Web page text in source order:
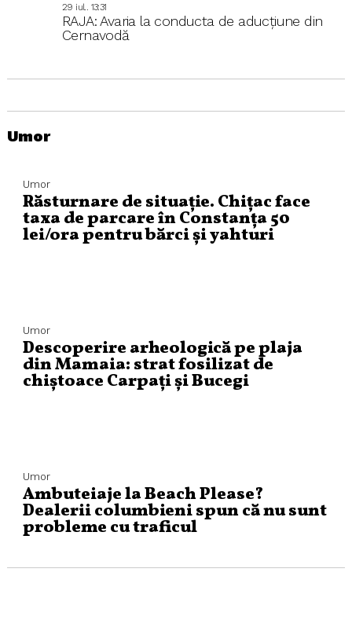
29 iul.. 13:31
RAJA: Avaria la conducta de aducțiune din
Cernavodă
Umor
Umor
Răsturnare de situație. Chițac face
taxa de parcare în Constanța 50
lei/ora pentru bărci și yahturi
Umor
Descoperire arheologică pe plaja
din Mamaia: strat fosilizat de
chiștoace Carpați și Bucegi
Umor
Ambuteiaje la Beach Please?
Dealerii columbieni spun că nu sunt
probleme cu traficul